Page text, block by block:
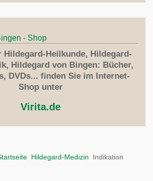
- Shop
Hildegard-Heilkunde, Hildegard-
Hildegard von Bingen: Bücher,
DVDs... finden Sie im Internet-
Shop unter
Virita.de
Hildegard-Medizin Indikation